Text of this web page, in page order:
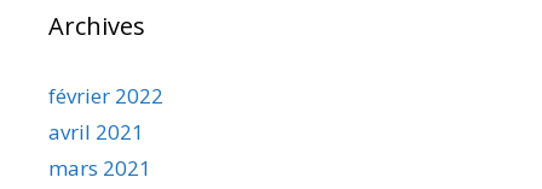
Archives
février 2022
avril 2021
mars 2021